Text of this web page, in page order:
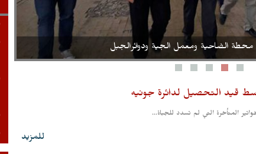
الضاحية ومعمل الجية ودوائرالجبل
قيد التحصيل لدائرة جونيه
المتأخرة التي لم تسدد للجباة...
للمزيد